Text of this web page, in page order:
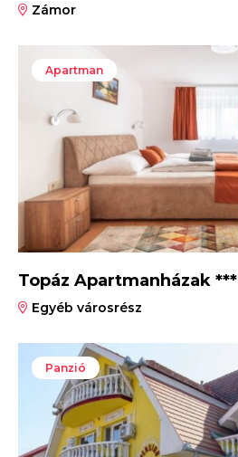
Zámor
Apartman
Topáz Apartmanházak ***
Egyéb városrész
Panzió